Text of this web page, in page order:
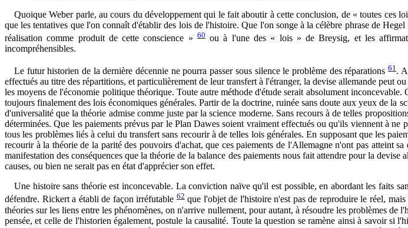
Quoique Weber parle, au cours du développement qui le fait aboutir à cette conclusion, de « toutes ces
que les tentatives que l'on connaît d'établir des lois de l'histoire. Que l'on songe à la célèbre phrase de
réalisation comme produit de cette conscience » 60ou à l'une des « lois » de Breysig, et les
incompréhensibles.
Le futur historien de la dernière décennie ne pourra passer sous silence le problème des réparations 61.
effectués au titre des répartitions, et particulièrement de leur transfert à l'étranger, la devise allemande peut
les moyens de l'économie politique théorique. Toute autre méthode d'étude serait absolument
toujours finalement des lois économiques générales. Partir de la doctrine, ruinée sans doute aux yeux de la
d'universalité que la théorie admise comme juste par la science moderne. Sans recours à de telles
déterminées. Que les paiements prévus par le Plan Dawes soient vraiment effectués ou qu'ils viennent à
tous les problèmes liés à celui du transfert sans recourir à de telles lois générales. En supposant que les
recourir à la théorie de la parité des pouvoirs d'achat, que ces paiements de l'Allemagne n'ont pas atteint
manifestation des conséquences que la théorie de la balance des paiements nous fait attendre pour la
causes, ou bien ne serait pas en état d'apprécier son effet.
Une histoire sans théorie est inconcevable. La conviction naïve qu'il est possible, en abordant les faits
défendre. Rickert a établi de façon irréfutable62que l'objet de l'histoire n'est pas de reproduire le réel,
théories sur les liens entre les phénomènes, on n'arrive nullement, pour autant, à résoudre les problèmes
pensée, et celle de l'historien également, postule la causalité. Toute la question se ramène ainsi à savoir si